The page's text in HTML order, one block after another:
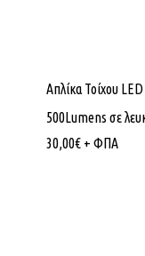
Απλίκα Τοίχου
500Lumens σε
30,00€ + ΦΠΑ